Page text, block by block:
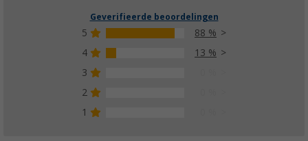
Geverifieerde beoordelingen
5
88 %
4
13 %
3
2
1